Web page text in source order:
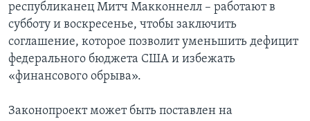
республиканец Митч Макконнелл – работают в
субботу и воскресенье, чтобы заключить
соглашение, которое позволит уменьшить дефицит
федерального бюджета США и избежать
«финансового обрыва».
Законопроект может быть поставлен на